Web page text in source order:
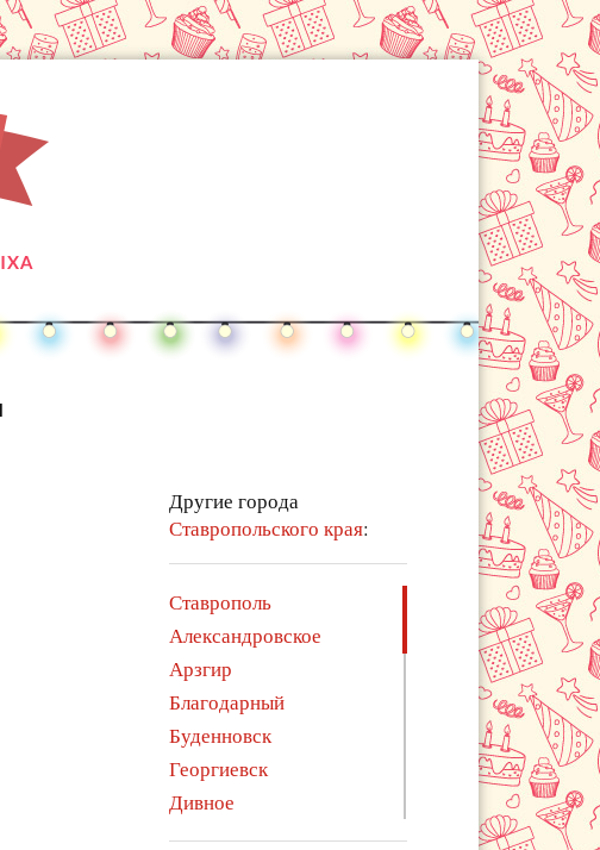
Другие города
Ставропольского края:
Ставрополь
Александровское
Арзгир
Благодарный
Буденновск
Георгиевск
Дивное
Ессентуки